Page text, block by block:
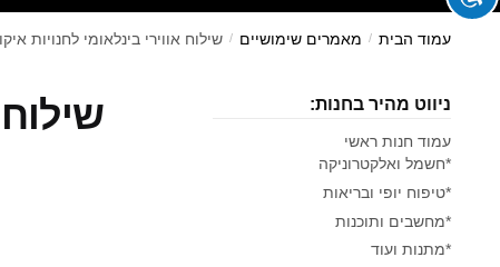
עמוד הבית / מאמרים שימושיים / שילוח אווירי בינלאומי לחנויות
ניווט מהיר בחנות:
עמוד חנות ראשי
*חשמל ואלקטרוניקה
*טיפוח יופי ובריאות
*מחשבים ותוכנות
*מתנות ועוד